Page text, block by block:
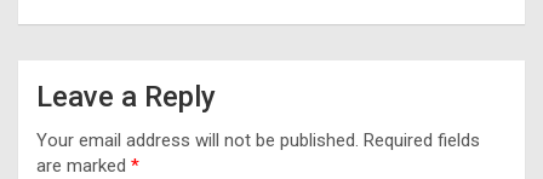
Leave a Reply
Your email address will not be published. Required fields
are marked *